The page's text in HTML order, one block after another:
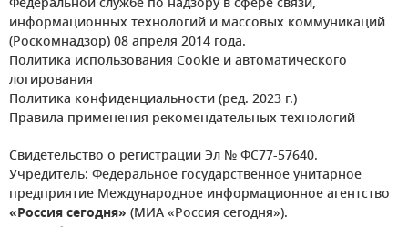
информационных технологий и массовых коммуникаций
(Роскомнадзор) 08 апреля 2014 года.
Политика использования Cookie и автоматического
логирования
Политика конфиденциальности (ред. 2023 г.)
Правила применения рекомендательных технологий
Свидетельство о регистрации Эл № ФС77-57640.
Учредитель: Федеральное государственное унитарное
предприятие Международное информационное агентство
«Россия сегодня» (МИА «Россия сегодня»).